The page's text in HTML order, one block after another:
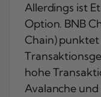
Allerdings ist
Option. BNB
Chain)
hohe
Avalanche